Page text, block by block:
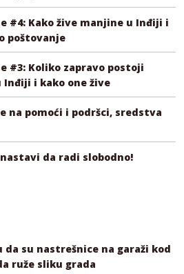
#4: Kako žive manjine u Inđiji i
poštovanje
#3: Koliko zapravo postoji
i kako one žive
na pomoći i podršci, sredstva
da radi slobodno!
su nastrešnice na garaži kod
ruže sliku grada